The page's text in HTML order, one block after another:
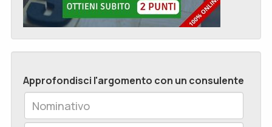
Approfondisci l'argomento con un consulente